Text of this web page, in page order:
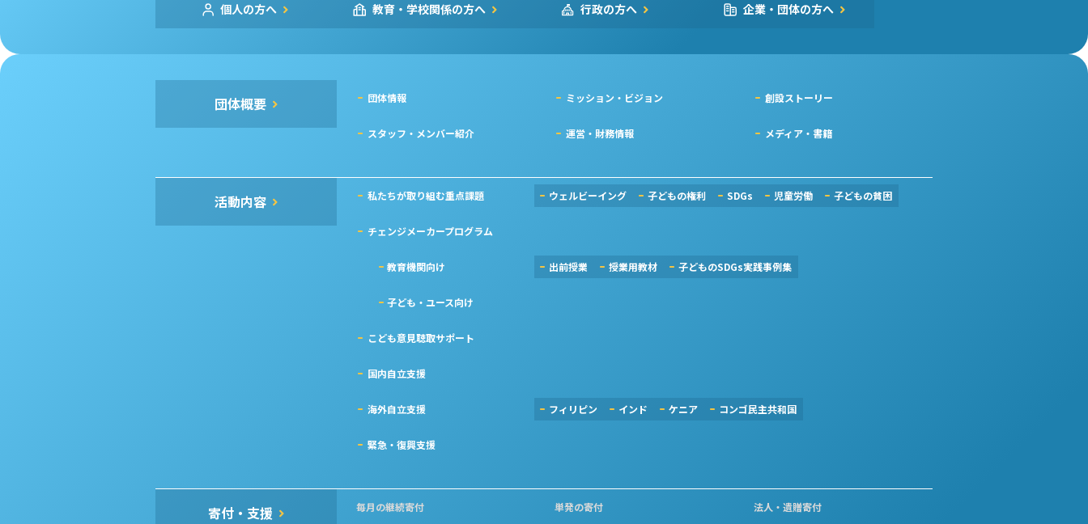
個人の方へ 教育・学校関係の方へ 行政の方へ 企業・団体の方へ
団体概要 団体情報 ミッション・ビジョン 創設ストーリー
スタッフ・メンバー紹介 運営・財務情報 メディア・書籍
活動内容 私たちが取り組む重点課題 ウェルビーイング 子どもの権利 SDGs 児童労働 子どもの貧困
チェンジメーカープログラム
教育機関向け 出前授業 授業用教材 子どものSDGs実践事例集
子ども・ユース向け
こども意見聴取サポート
国内自立支援
海外自立支援 フィリピン インド ケニア コンゴ民主共和国
緊急・復興支援
寄付・支援
毎月の継続寄付
単発の寄付
法人・遺贈寄付